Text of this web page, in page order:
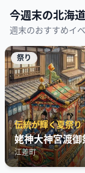
今週末の北海道
週末のおすすめイ
祭り
伝統が輝く夏祭り
姥神大神宮渡御
江差町